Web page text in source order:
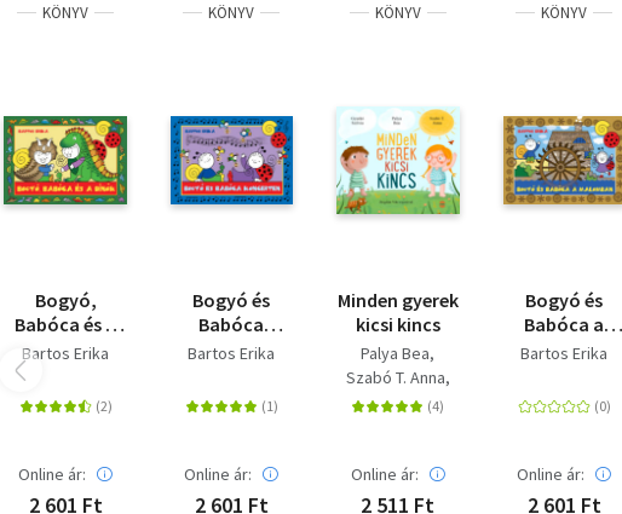
KÖNYV
Bogyó,
Babóca és a
Dínók
Bartos Erika
Online ár:
2 601 Ft
KÖNYV
Bogyó és
Babóca
koncerten
Bartos Erika
Online ár:
2 601 Ft
KÖNYV
Minden gyerek
kicsi kincs
Palya Bea
Szabó T. Anna
Gyurkó Szilvia
Online ár:
2 511 Ft
KÖNYV
Bogyó és
Babóca a
malomban
Bartos Erika
Online ár:
2 601 Ft